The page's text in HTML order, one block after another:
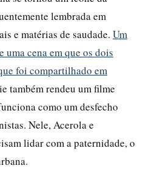
lembrada em
e matérias de saudade. Um
uma cena em que os dois
foi compartilhado em
também rendeu um filme
como um desfecho
Nele, Acerola e
lidar com a paternidade, o